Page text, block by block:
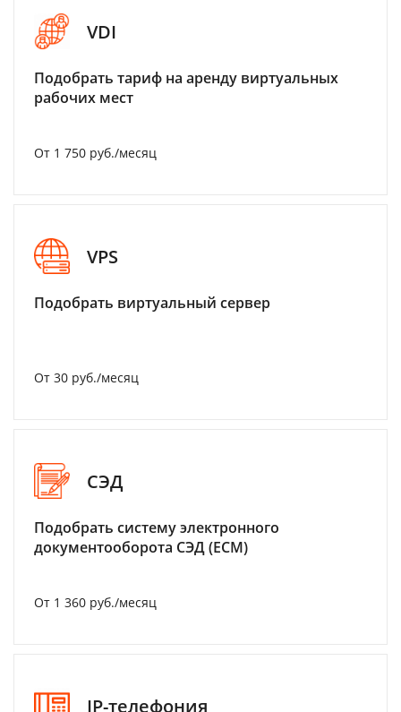
VDI
Подобрать тариф на аренду виртуальных
рабочих мест
От 1 750 руб./месяц
VPS
Подобрать виртуальный сервер
От 30 руб./месяц
СЭД
Подобрать систему электронного
документооборота СЭД (ECM)
От 1 360 руб./месяц
IP-телефония